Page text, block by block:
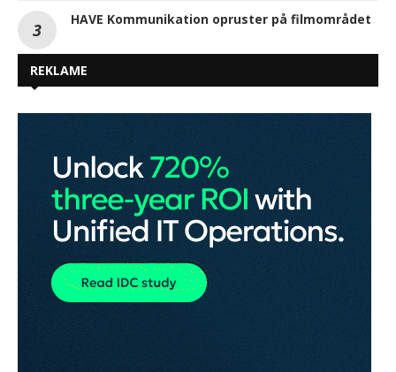
HAVE Kommunikation opruster på filmområdet
REKLAME